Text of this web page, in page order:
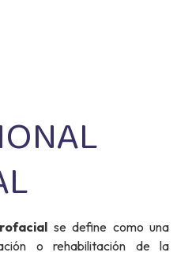
se define como una
o rehabilitación de la